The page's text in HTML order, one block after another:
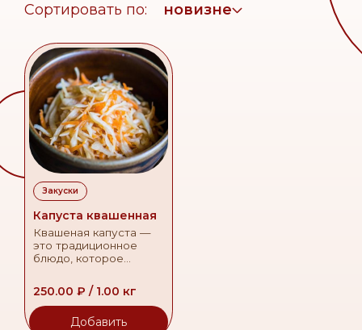
Сортировать по: новизне
Закуски
Капуста квашенная
Квашеная капуста —
это традиционное
блюдо, которое
полезностью и
уникальным вкусом.
250.00 ₽ / 1.00 кг
Добавить